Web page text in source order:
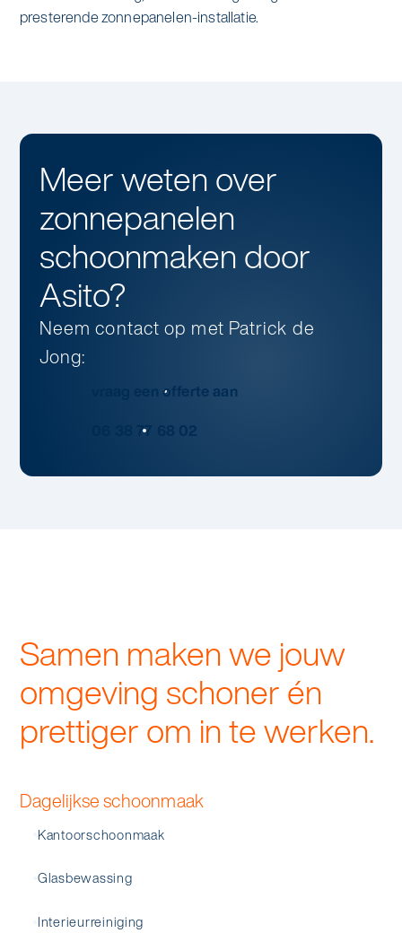
presterende zonnepanelen-installatie.
Meer weten over
zonnepanelen
schoonmakendoor
Asito?
Neem contact op met Patrick de
Jong:
vraag een offerte aan
06 38 77 68 02
Samen maken we jouw
omgeving schoner én
prettiger om in te werken.
Dagelijkse schoonmaak
Kantoorschoonmaak
Glasbewassing
Interieurreiniging